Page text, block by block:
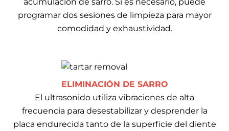
programar dos sesiones de limpieza para mayor
comodidad y exhaustividad.
ELIMINACIÓN DE SARRO
El ultrasonido utiliza vibraciones de alta
frecuencia para desestabilizar y desprender la
placa endurecida tanto de la superficie del diente